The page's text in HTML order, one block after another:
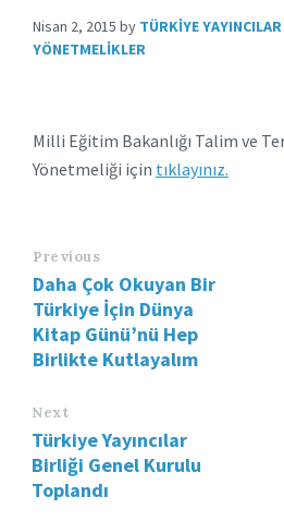
Nisan 2, 2015 by TÜRKIYE
YÖNETMELIKLER
Milli Eğitim Bakanlığı Talim ve
Yönetmeliği için tıklayınız.
Previous
Daha Çok Okuyan Bir
Türkiye İçin Dünya
Kitap Günü’nü Hep
Birlikte Kutlayalım
Next
Türkiye Yayıncılar
Birliği Genel Kurulu
Toplandı